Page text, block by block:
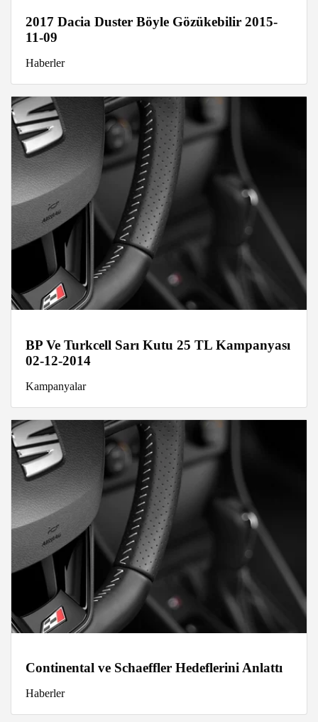
2017 Dacia Duster Böyle Gözükebilir 2015-
11-09
Haberler
BP Ve Turkcell Sarı Kutu 25 TL Kampanyası
02-12-2014
Kampanyalar
Continental ve Schaeffler Hedeflerini Anlattı
Haberler